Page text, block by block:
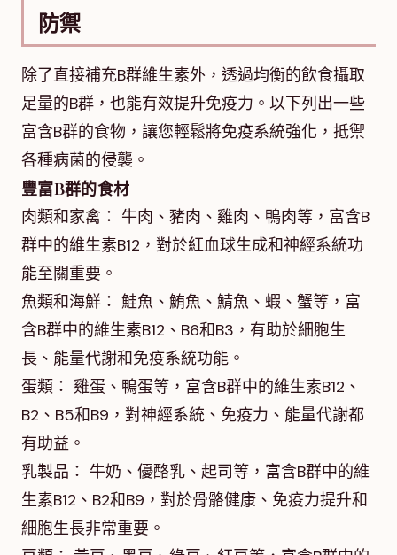
防禦
除了直接補充B群維生素外，透過均衡的飲食攝取
足量的B群，也能有效提升免疫力。以下列出一些
富含B群的食物，讓您輕鬆將免疫系統強化，抵禦
各種病菌的侵襲。
豐富B群的食材
肉類和家禽： 牛肉、豬肉、雞肉、鴨肉等，富含B
群中的維生素B12，對於紅血球生成和神經系統功
能至關重要。
魚類和海鮮： 鮭魚、鮪魚、鯖魚、蝦、蟹等，富
含B群中的維生素B12、B6和B3，有助於細胞生
長、能量代謝和免疫系統功能。
蛋類： 雞蛋、鴨蛋等，富含B群中的維生素B12、
B2、B5和B9，對神經系統、免疫力、能量代謝都
有助益。
乳製品： 牛奶、優酪乳、起司等，富含B群中的維
生素B12、B2和B9，對於骨骼健康、免疫力提升和
細胞生長非常重要。